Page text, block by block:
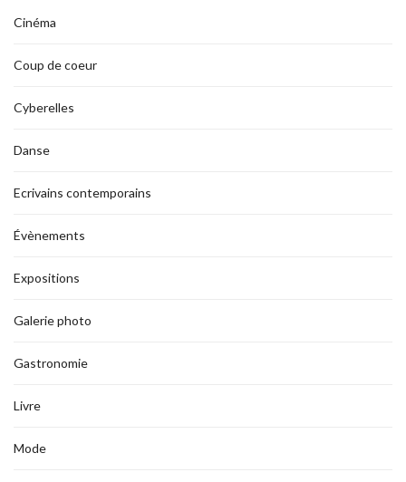
Cinéma
Coup de coeur
Cyberelles
Danse
Ecrivains contemporains
Évènements
Expositions
Galerie photo
Gastronomie
Livre
Mode